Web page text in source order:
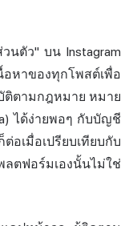
นตัว" บน Instagram
อหาของทุกโพสต์เพื่อ
ตามกฎหมาย หมาย
ได้ง่ายพอๆ กับบัญชี
เมื่อเปรียบเทียบกับ
ตฟอร์มเองนั้นไม่ใช่